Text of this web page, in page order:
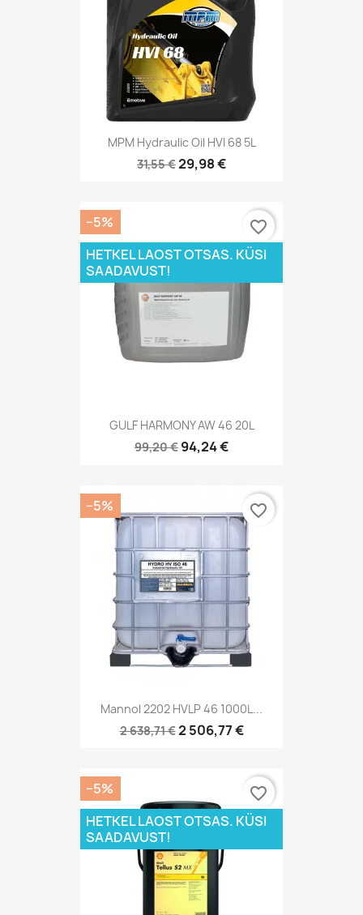
MPM Hydraulic Oil HVI 68 5L
31,55 €29,98 €
GULF HARMONY AW 46 20L
99,20 € 94,24 €
−5%
HETKEL LAOST OTSAS. KÜSI
SAADAVUST!
favorite_border
Mannol 2202 HVLP 46 1000L...
2 638,71 €2 506,77 €
−5% favorite_border
−5%
HETKEL LAOST OTSAS. KÜSI
SAADAVUST!
favorite_border